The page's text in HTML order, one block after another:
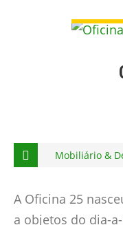
Mobiliário &
A Oficina 25
a objetos do dia-